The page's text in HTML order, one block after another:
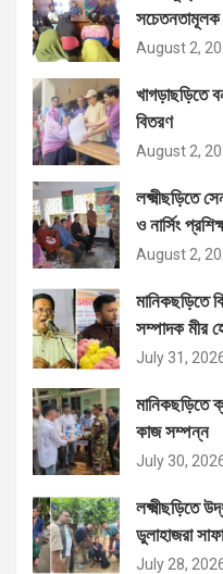
সচেতনতামূলক
August 2,
খাগড়াছড়িতে
বিতরণ
August 2,
লক্ষ্মীছড়িতে
ও নার্সিং
August 2,
মানিকছড়িতে
সম্পাদক মীর
July 31,
মানিকছড়িতে
কাজ সম্পন্ন
July 30,
লক্ষ্মীছড়িতে
ডুলাহাজরা
July 28,